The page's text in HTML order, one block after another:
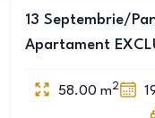
13 Septembrie/
Apartament
58.00 m2